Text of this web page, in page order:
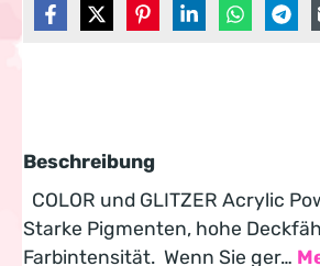
Beschreibung
COLOR und GLITZER Acrylic
Starke Pigmenten, hohe
Farbintensität. Wenn Sie ger…